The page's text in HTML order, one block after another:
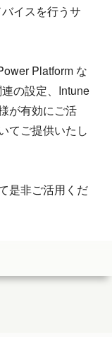
イスを行うサ
Platform な
の設定、Intune
が有効にご活
てご提供いたし
是非ご活用くだ